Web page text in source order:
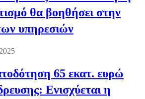
θα βοηθήσει στην
υπηρεσιών
65 εκατ. ευρώ
Ενισχύεται η